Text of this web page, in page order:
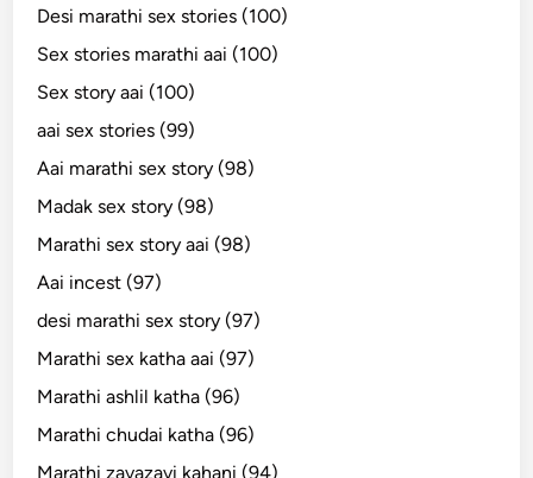
Desi marathi sex stories (100)
Sex stories marathi aai (100)
Sex story aai (100)
aai sex stories (99)
Aai marathi sex story (98)
Madak sex story (98)
Marathi sex story aai (98)
Aai incest (97)
desi marathi sex story (97)
Marathi sex katha aai (97)
Marathi ashlil katha (96)
Marathi chudai katha (96)
Marathi zavazavi kahani (94)